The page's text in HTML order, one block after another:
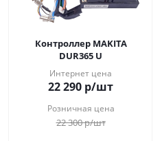
Контроллер MAKITA
DUR365 U
Интернет цена
22 290 р/шт
Розничная цена
22 300р/шт